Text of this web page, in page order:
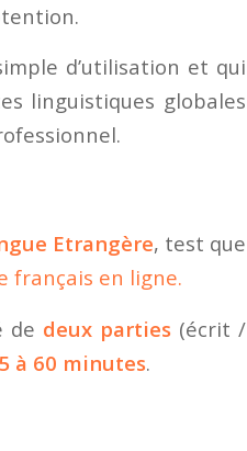
d’utilisation et qui
linguistiques globales
Etrangère, test que
français en ligne.
de deux parties(écrit /
à 60 minutes.